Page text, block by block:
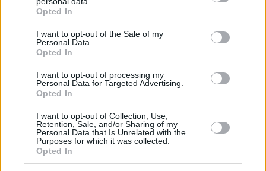
grant or deny consent to Google and its third-party tags to
use your data for below specified purposes in below Google
consent section.
Opted In
I want to opt-out of the Sale of my
Personal Data.
Opted In
I want to opt-out of processing my
Personal Data for Targeted Advertising.
Opted In
I want to opt-out of Collection, Use,
Retention, Sale, and/or Sharing of my
Personal Data that Is Unrelated with the
Purposes for which it was collected.
Opted In
έκρηξης